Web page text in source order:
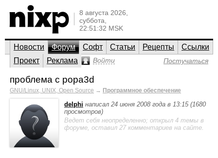
8 августа 2026,
суббота,
22:51:32 MSK
Новости Форум Софт Статьи Рецепты
Ссылки
Проект
Реклама Войти Постучаться
проблема с popa3d
GNU/Linux, UNIX, Open Source → Программное обеспечение
delphi написал 24 июня 2008 года в 13:15 (1680
просмотров)
Ведет себя неопределенно; открыл 4 темы в
форуме, оставил 27 комментариев на сайте.